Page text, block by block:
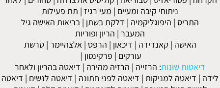
ניתוחי קיבה ומעיים | מעי רגיז | תת פעילות
התריס | היפוגליקמיה | דלקת בשתן | בריאות האישה גיל
המעבר | הריון ופוריות
האישה | קאנדידה | דיכאון | הרפס | אלצהיימר |טרשת
עורקים | פרקינסון |
דיאטות שונות: הרזייה | הרזיה מהירה | דיאטה בהריון ולאחר
לידה | דיאטה למניקות | דיאטה לפני חתונה | דיאטה לנשים | דיאטה